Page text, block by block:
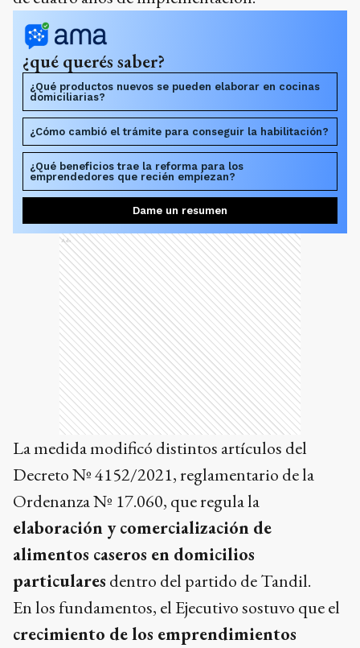
¿qué querés saber?
¿Qué productos nuevos se pueden elaborar en cocinas
domiciliarias?
¿Cómo cambió el trámite para conseguir la habilitación?
¿Qué beneficios trae la reforma para los
emprendedores que recién empiezan?
Dame un resumen
Ads
La medida modificó distintos artículos del
Decreto Nº 4152/2021, reglamentario de la
Ordenanza Nº 17.060, que regula la
elaboración y comercialización de
alimentos caseros en domicilios
particulares dentro del partido de Tandil.
En los fundamentos, el Ejecutivo sostuvo que el
crecimiento de los emprendimientos